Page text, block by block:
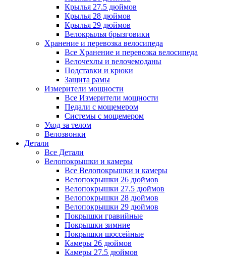
Крылья 27.5 дюймов
Крылья 28 дюймов
Крылья 29 дюймов
Велокрылья брызговики
Хранение и перевозка велосипеда
Все Хранение и перевозка велосипеда
Велочехлы и велочемоданы
Подставки и крюки
Защита рамы
Измерители мощности
Все Измерители мощности
Педали с мощемером
Системы с мощемером
Уход за телом
Велозвонки
Детали
Все Детали
Велопокрышки и камеры
Все Велопокрышки и камеры
Велопокрышки 26 дюймов
Велопокрышки 27.5 дюймов
Велопокрышки 28 дюймов
Велопокрышки 29 дюймов
Покрышки гравийные
Покрышки зимние
Покрышки шоссейные
Камеры 26 дюймов
Камеры 27.5 дюймов